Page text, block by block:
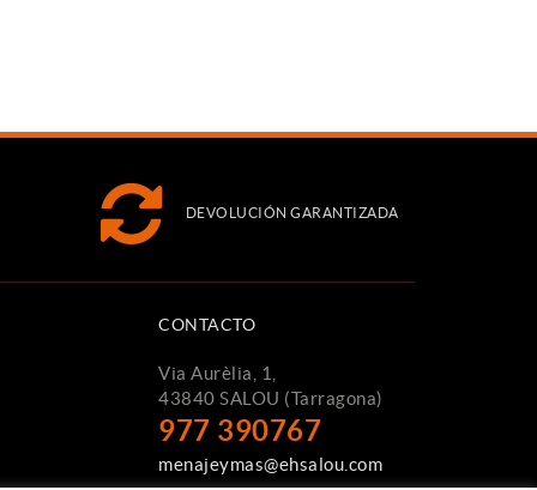
DEVOLUCIÓN GARANTIZADA
CONTACTO
Via Aurèlia, 1,
43840 SALOU (Tarragona)
977 390767
menajeymas@ehsalou.com